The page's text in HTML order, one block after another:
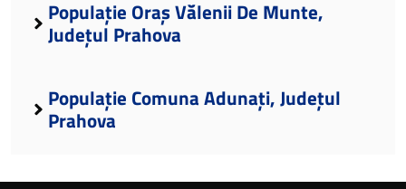
Populație Oraș Vălenii De Munte,
Județul Prahova
Populație Comuna Adunați, Județul
Prahova